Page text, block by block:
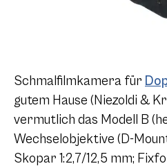
Schmalfilmkamera für
gutem Hause (Niezoldi &
vermutlich das Modell B
Wechselobjektive (D-
Skopar 1:2,7/12,5 mm;